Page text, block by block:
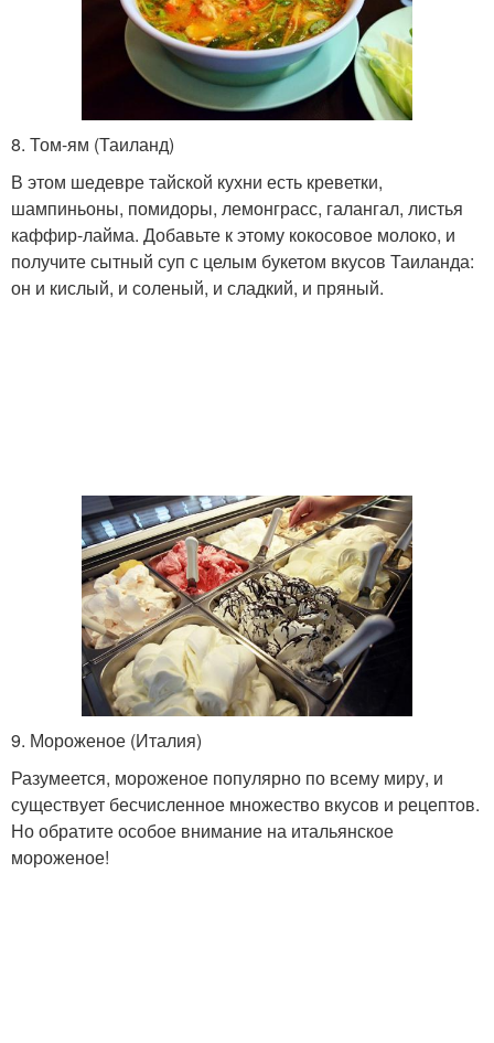
8. Том-ям (Таиланд)
В этом шедевре тайской кухни есть креветки,
шампиньоны, помидоры, лемонграсс, галангал, листья
каффир-лайма. Добавьте к этому кокосовое молоко, и
получите сытный суп с целым букетом вкусов Таиланда:
он и кислый, и соленый, и сладкий, и пряный.
9. Мороженое (Италия)
Разумеется, мороженое популярно по всему миру, и
существует бесчисленное множество вкусов и рецептов.
Но обратите особое внимание на итальянское
мороженое!